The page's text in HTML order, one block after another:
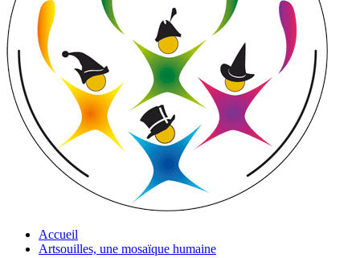
Accueil
Artsouilles, une mosaïque humaine